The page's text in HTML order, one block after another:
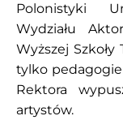
Polonistyki
Wydziału
Wyższej
tylko
Rektora
artystów.